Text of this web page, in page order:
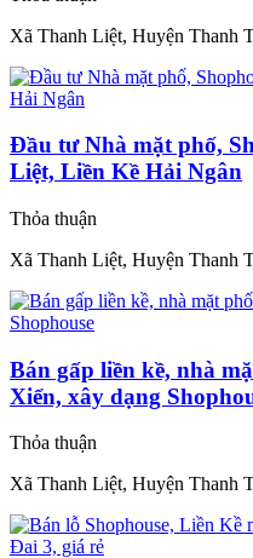
Xã Thanh Liệt, Huyện Thanh
Đầu tư Nhà mặt phố,
Liệt, Liền Kề Hải Ngân
Thỏa thuận
Xã Thanh Liệt, Huyện Thanh
Bán gấp liền kề, nhà
Xiển, xây dạng
Thỏa thuận
Xã Thanh Liệt, Huyện Thanh